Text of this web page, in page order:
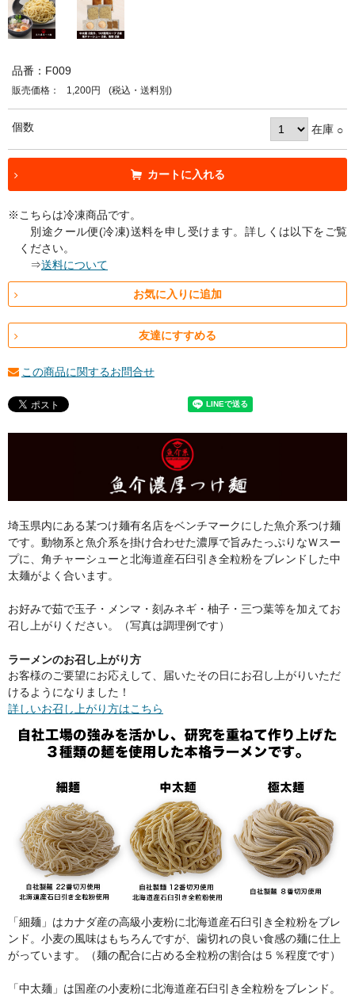
品番：F009
販売価格： 1,200円 (税込・送料別)
個数 在庫 ○
カートに入れる
※こちらは冷凍商品です。
別途クール便(冷凍)送料を申し受けます。詳しくは以下をご覧
ください。
⇒送料について
お気に入りに追加
友達にすすめる
この商品に関するお問合せ
埼玉県内にある某つけ麺有名店をベンチマークにした魚介系つけ麺
です。動物系と魚介系を掛け合わせた濃厚で旨みたっぷりなＷスー
プに、角チャーシューと北海道産石臼引き全粒粉をブレンドした中
太麺がよく合います。
お好みで茹で玉子・メンマ・刻みネギ・柚子・三つ葉等を加えてお
召し上がりください。（写真は調理例です）
ラーメンのお召し上がり方
お客様のご要望にお応えして、届いたその日にお召し上がりいただ
けるようになりました！
詳しいお召し上がり方はこちら
「細麺」はカナダ産の高級小麦粉に北海道産石臼引き全粒粉をブレ
ンド。小麦の風味はもちろんですが、歯切れの良い食感の麺に仕上
がっています。（麺の配合に占める全粒粉の割合は５％程度です）
「中太麺」は国産の小麦粉に北海道産石臼引き全粒粉をブレンド。